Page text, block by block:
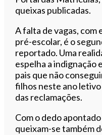
queixas publicadas.
A falta de vagas, com
pré-escolar, é o
reportado. Uma
espelha a indignação
pais que não
filhos neste ano
das reclamações.
Com o dedo
queixam-se também